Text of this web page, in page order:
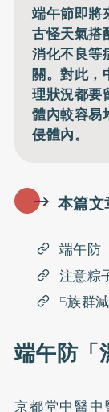
端午節即將
古怪天氣搭
消化不良等
關。對此，
理狀況都要
體內較容易
侵體內。
本篇
端午防
注意粽
5族群
端午防「
京都堂中醫